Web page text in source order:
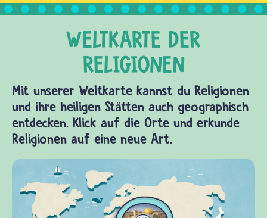
Mit unserer Weltkarte kannst du Religionen
und ihre heiligen Stätten auch geographisch
entdecken. Klick auf die Orte und erkunde
Religionen auf eine neue Art.